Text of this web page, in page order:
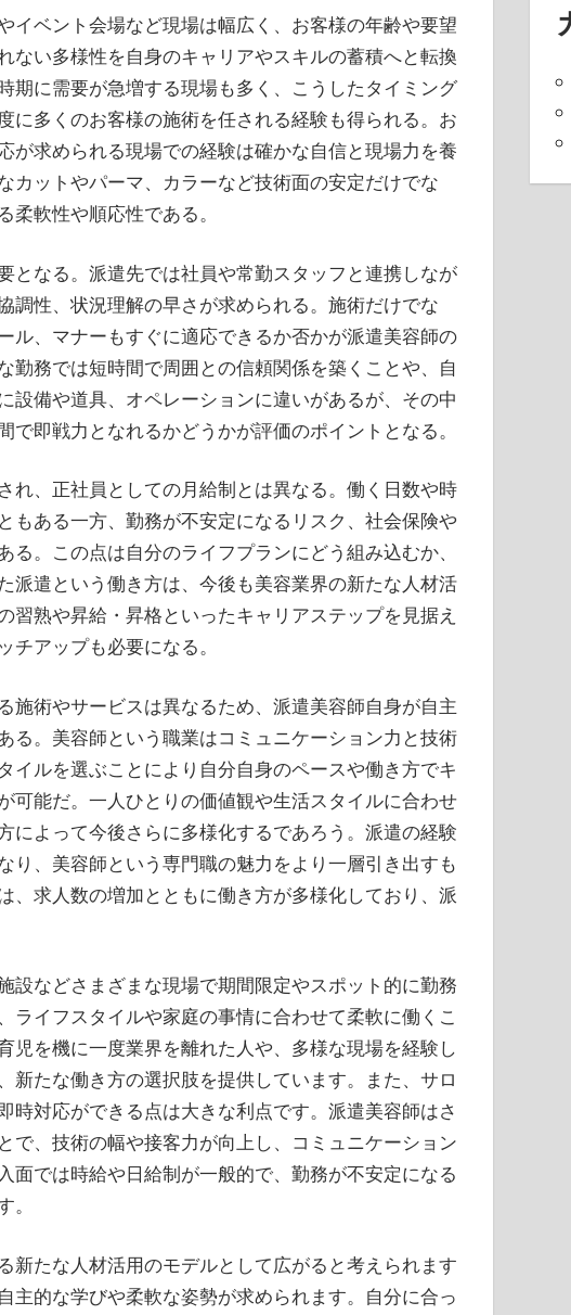
イベント会場など現場は幅広く、お客様の年齢や要望
ない多様性を自身のキャリアやスキルの蓄積へと転換
期に需要が急増する現場も多く、こうしたタイミング
に多くのお客様の施術を任される経験も得られる。お
が求められる現場での経験は確かな自信と現場力を養
カットやパーマ、カラーなど技術面の安定だけでな
軟性や順応性である。
となる。派遣先では社員や常勤スタッフと連携しなが
調性、状況理解の早さが求められる。施術だけでな
ル、マナーもすぐに適応できるか否かが派遣美容師の
勤務では短時間で周囲との信頼関係を築くことや、自
設備や道具、オペレーションに違いがあるが、その中
即戦力となれるかどうかが評価のポイントとなる。
れ、正社員としての月給制とは異なる。働く日数や時
もある一方、勤務が不安定になるリスク、社会保険や
。この点は自分のライフプランにどう組み込むか、
派遣という働き方は、今後も美容業界の新たな人材活
熟や昇給・昇格といったキャリアステップを見据え
アップも必要になる。
施術やサービスは異なるため、派遣美容師自身が自主
る。美容師という職業はコミュニケーション力と技術
イルを選ぶことにより自分自身のペースや働き方でキ
可能だ。一人ひとりの価値観や生活スタイルに合わせ
によって今後さらに多様化するであろう。派遣の経験
り、美容師という専門職の魅力をより一層引き出すも
、求人数の増加とともに働き方が多様化しており、派
設などさまざまな現場で期間限定やスポット的に勤務
ライフスタイルや家庭の事情に合わせて柔軟に働くこ
児を機に一度業界を離れた人や、多様な現場を経験し
新たな働き方の選択肢を提供しています。また、サロ
時対応ができる点は大きな利点です。派遣美容師はさ
で、技術の幅や接客力が向上し、コミュニケーション
面では時給や日給制が一般的で、勤務が不安定になる
新たな人材活用のモデルとして広がると考えられます
主的な学びや柔軟な姿勢が求められます。自分に合っ